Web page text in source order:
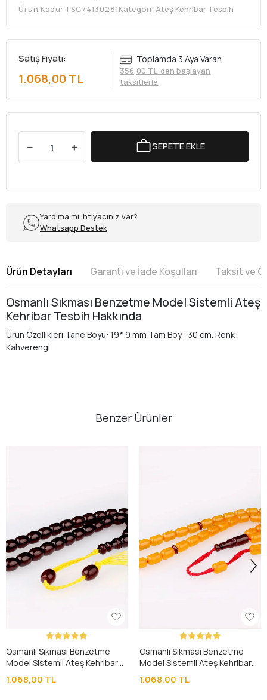
Ürün Kodu: TSC74130281Kategori: Ateş Kehribar Tesbih
Satış Fiyatı:
1.068,00 TL
Toplamda 3 Aya Varan
356,00 TL 'den başlayan
taksitlerle
SEPETE EKLE
Yardıma mı İhtiyacınız var?
Whatsapp Destek
Ürün Detayları Garanti ve İade Koşulları Taksit ve
Osmanlı Sıkması Benzetme Model Sistemli Ateş
Kehribar Tesbih Hakkında
Ürün Özellikleri·Tane Boyu: 19* 9 mm·Tam Boy : 30 cm.·Renk :
Kahverengi
Benzer Ürünler
Osmanlı Sıkması Benzetme
Model Sistemli Ateş Kehribar
Tesbih
1.068,00 TL
Osmanlı Sıkması Benzetme
Model Sistemli Ateş Kehribar
Tesbih
1.068,00 TL